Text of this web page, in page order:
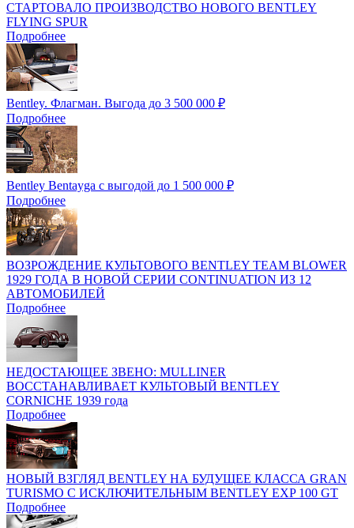
СТАРТОВАЛО ПРОИЗВОДСТВО НОВОГО BENTLEY
FLYING SPUR
Подробнее
Bentley. Флагман. Выгода до 3 500 000 ₽
Подробнее
Bentley Bentayga c выгодой до 1 500 000 ₽
Подробнее
ВОЗРОЖДЕНИЕ КУЛЬТОВОГО BENTLEY TEAM BLOWER
1929 ГОДА В НОВОЙ СЕРИИ CONTINUATION ИЗ 12
АВТОМОБИЛЕЙ
Подробнее
НЕДОСТАЮЩЕЕ ЗВЕНО: MULLINER
ВОССТАНАВЛИВАЕТ КУЛЬТОВЫЙ BENTLEY
CORNICHE 1939 года
Подробнее
НОВЫЙ ВЗГЛЯД BENTLEY НА БУДУЩЕЕ КЛАССА GRAN
TURISMO C ИСКЛЮЧИТЕЛЬНЫМ BENTLEY EXP 100 GT
Подробнее